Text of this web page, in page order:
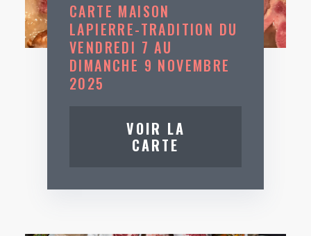
CARTE MAISON
LAPIERRE-TRADITION DU
VENDREDI 7 AU
DIMANCHE 9 NOVEMBRE
2025
VOIR LA
CARTE